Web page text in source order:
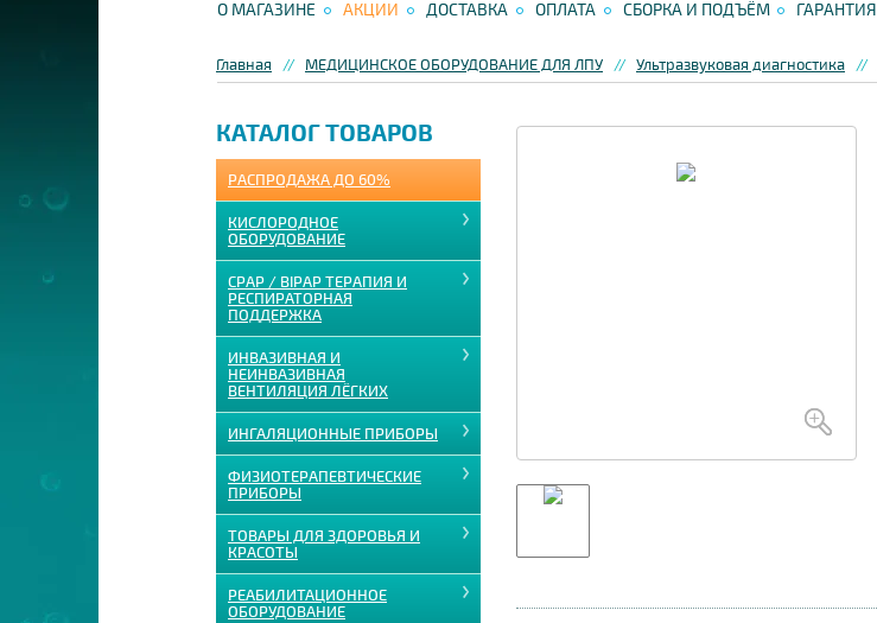
О МАГАЗИНЕ АКЦИИ ДОСТАВКА ОПЛАТА СБОРКА И ПОДЪЁМ ГАРАНТИЯ
Главная МЕДИЦИНСКОЕ ОБОРУДОВАНИЕ ДЛЯ ЛПУ Ультразвуковая диагностика
КАТАЛОГ ТОВАРОВ
РАСПРОДАЖА ДО 60%
КИСЛОРОДНОЕ
ОБОРУДОВАНИЕ
CPAP / BIPAP ТЕРАПИЯ И
РЕСПИРАТОРНАЯ
ПОДДЕРЖКА
ИНВАЗИВНАЯ И
НЕИНВАЗИВНАЯ
ВЕНТИЛЯЦИЯ ЛЁГКИХ
ИНГАЛЯЦИОННЫЕ ПРИБОРЫ
ФИЗИОТЕРАПЕВТИЧЕСКИЕ
ПРИБОРЫ
ТОВАРЫ ДЛЯ ЗДОРОВЬЯ И
КРАСОТЫ
РЕАБИЛИТАЦИОННОЕ
ОБОРУДОВАНИЕ